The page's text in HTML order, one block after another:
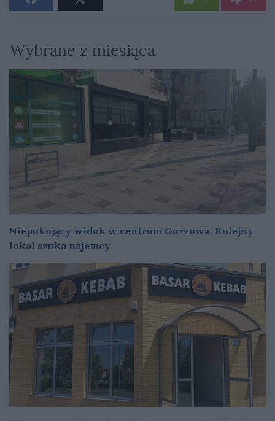
Wybrane z miesiąca
Niepokojący widok w centrum Gorzowa. Kolejny
lokal szuka najemcy